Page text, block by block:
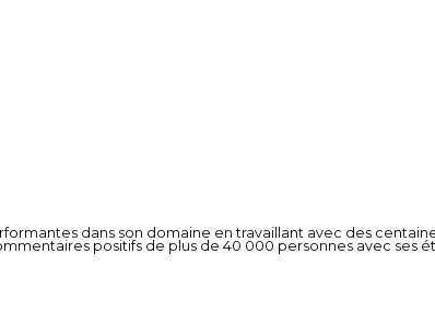
dans son domaine en travaillant avec des
positifs de plus de 40 000 personnes avec ses